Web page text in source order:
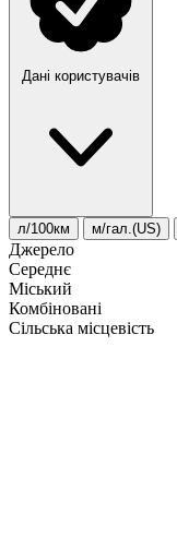
Дані користувачів
л/100км м/гал.(US)
Джерело
Середнє
Міський
Комбіновані
Сільська місцевість